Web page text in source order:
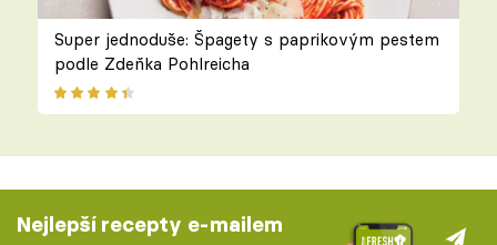
Super jednoduše: Špagety s paprikovým pestem
podle Zdeňka Pohlreicha
Nejlepší recepty e-mailem